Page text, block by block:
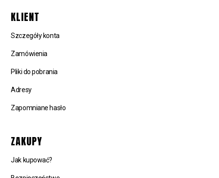
KLIENT
Szczegóły konta
Zamówienia
Pliki do pobrania
Adresy
Zapomniane hasło
ZAKUPY
Jak kupować?